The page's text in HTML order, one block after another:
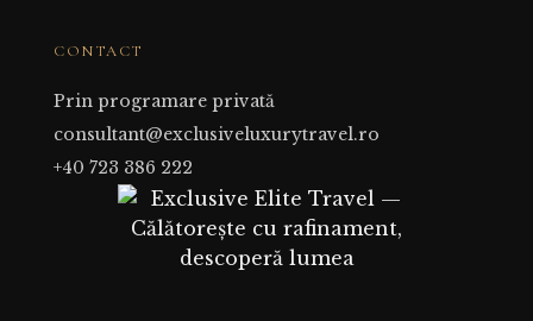
CONTACT
Prin programare privată
consultant@exclusiveluxurytravel.ro
+40 723 386 222